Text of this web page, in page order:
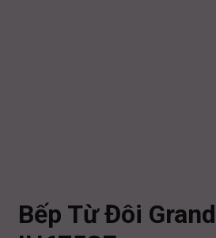
Bếp Từ Đôi